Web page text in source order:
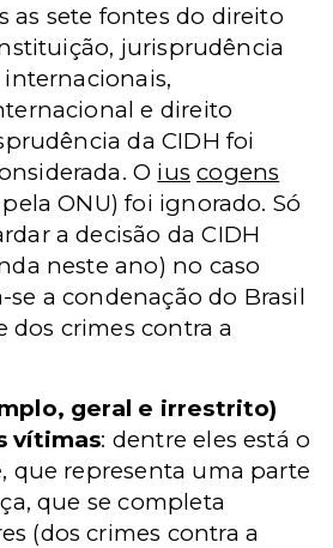
as sete fontes do direito
jurisprudência
e direito
da CIDH foi
O ius cogens
ONU) foi ignorado. Só
a decisão da CIDH
neste ano) no caso
se a condenação do Brasil
crimes contra a
geral e irrestrito)
vítimas: dentre eles está o
que representa uma parte
que se completa
(dos crimes contra a